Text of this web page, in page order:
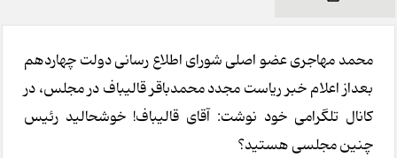
محمد مهاجری عضو اصلی شورای اطلاع رسانی دولت چهاردهم
بعداز اعلام خبر ریاست مجدد محمدباقر قالیباف در مجلس، در
کانال تلگرامی خود نوشت: آقای قالیباف! خوشحالید رئیس
چنین مجلسی هستید؟